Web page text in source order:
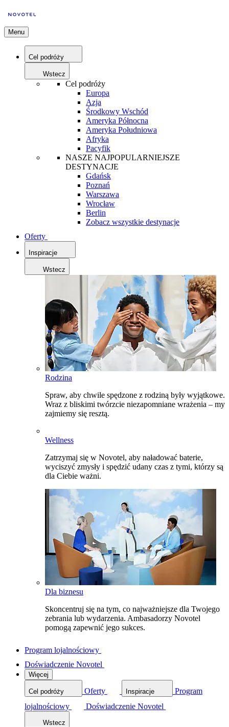
Menu
Cel podróży
Wstecz
Cel podróży
Europa
Azja
Środkowy Wschód
Ameryka Północna
Ameryka Południowa
Afryka
Pacyfik
NASZE NAJPOPULARNIEJSZE
DESTYNACJE
Gdańsk
Poznań
Warszawa
Wrocław
Berlin
Zobacz wszystkie destynacje
Oferty
Inspiracje
Wstecz
Rodzina
Spraw, aby chwile spędzone z rodziną były wyjątkowe.
Wraz z bliskimi twórzcie niezapomniane wrażenia – my
zajmiemy się resztą.
Wellness
Zatrzymaj się w Novotel, aby naładować baterie,
wyciszyć zmysły i spędzić udany czas z tymi, którzy są
dla Ciebie ważni.
Dla biznesu
Skoncentruj się na tym, co najważniejsze dla Twojego
zebrania lub wydarzenia. Ambasadorzy Novotel
pomogą zapewnić jego sukces.
Program lojalnościowy
Doświadczenie Novotel
Więcej
Cel podróży Oferty Inspiracje
Program
lojalnościowy
Doświadczenie Novotel
Wstecz